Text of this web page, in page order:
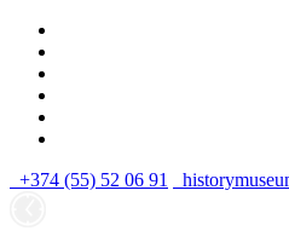
+374 (55) 52 06 91